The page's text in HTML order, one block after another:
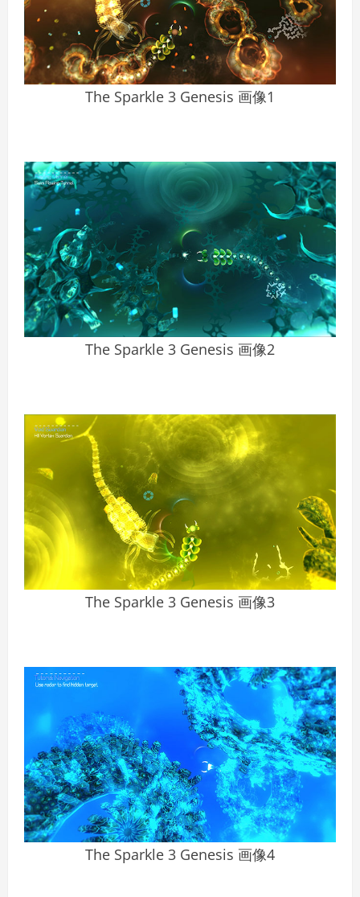
The Sparkle 3 Genesis 画像1
The Sparkle 3 Genesis 画像2
The Sparkle 3 Genesis 画像3
The Sparkle 3 Genesis 画像4